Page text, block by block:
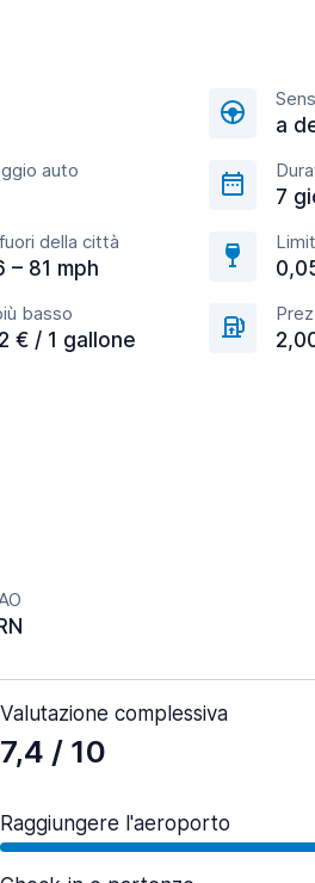
a
auto
7
della città
– 81 mph
basso
€ / 1 gallone
Valutazione complessiva
7,4 / 10
Raggiungere l'aeroporto